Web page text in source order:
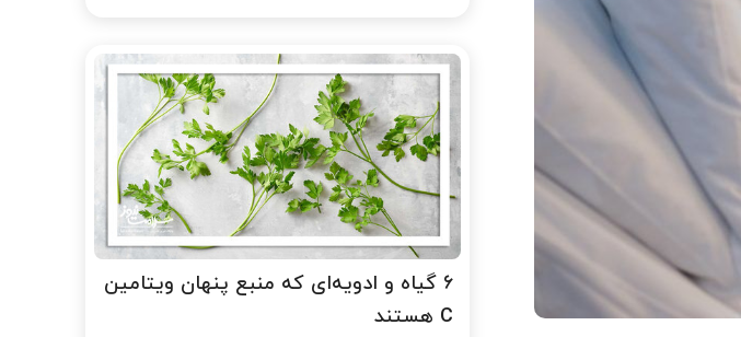
۶ گیاه و ادویه‌ای که منبع پنهان ویتامین
C هستند